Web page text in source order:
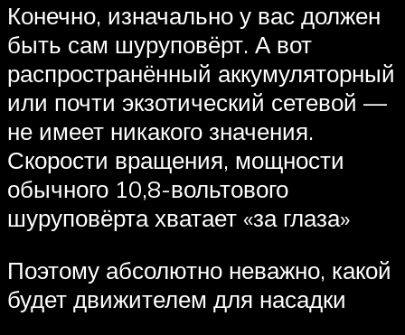
Конечно, изначально у вас должен
быть сам шуруповёрт. А вот
распространённый аккумуляторный
или почти экзотический сетевой —
не имеет никакого значения.
Скорости вращения, мощности
обычного 10,8-вольтового
шуруповёрта хватает «за глаза»
Поэтому абсолютно неважно, какой
будет движителем для насадки